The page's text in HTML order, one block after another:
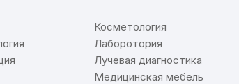
Косметология
Лаборотория
Лучевая диагностика
Медицинская мебель